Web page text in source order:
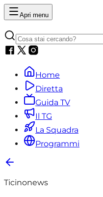
Apri menu
Home
Diretta
Guida TV
Il TG
La Squadra
Programmi
Ticinonews